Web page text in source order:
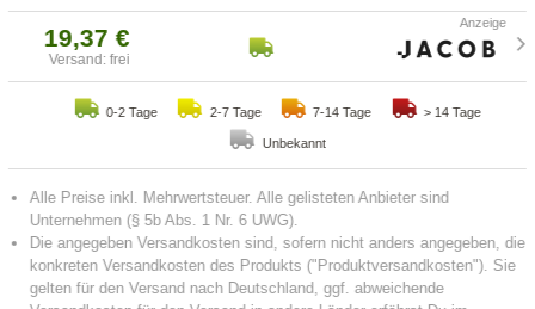
19,37 €
Versand: frei
0-2 Tage 2-7 Tage 7-14 Tage > 14 Tage
Unbekannt